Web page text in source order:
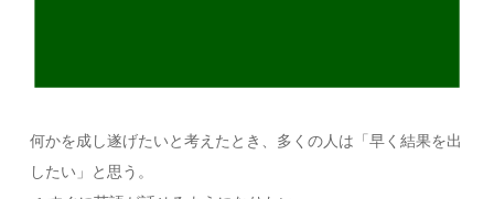
何かを成し遂げたいと考えたとき、多くの人は「早く結果を出
したい」と思う。